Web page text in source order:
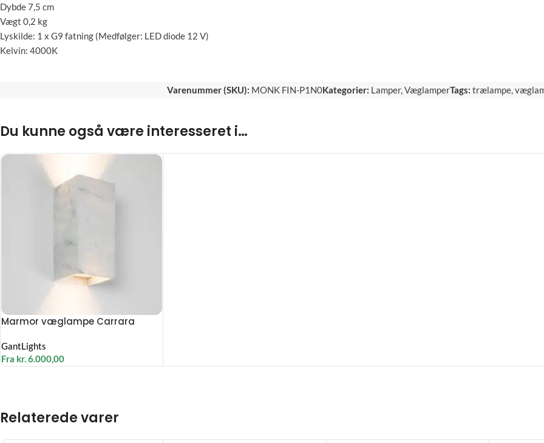
Dybde 7,5 cm
Vægt 0,2 kg
Lyskilde: 1 x G9 fatning (Medfølger: LED diode 12 V)
Kelvin: 4000K
Varenummer (SKU): MONK FIN-P1N0Kategorier: Lamper,VæglamperTags: trælampe,
Du kunne også være interesseret i…
Marmor væglampe Carrara
GantLights
Fra kr.6.000,00
Relaterede varer